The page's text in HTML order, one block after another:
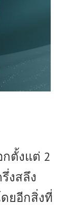
ตั้งแต่ 2
งสลึง
ดยอีกสิ่งที่